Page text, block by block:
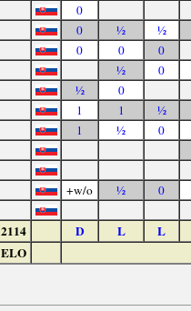
0
0 ½
½
0 0
0
½
0
½
0
1 1
½
1 ½
0
+w/o ½
0
2114 D L
L
ELO